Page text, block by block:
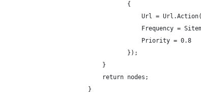
                   {
Url =
Frequency =
                       Priority = 0.8
                   });
            }
            return nodes;
        }